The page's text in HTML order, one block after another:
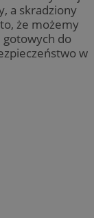
a skradziony
że możemy
gotowych do
w